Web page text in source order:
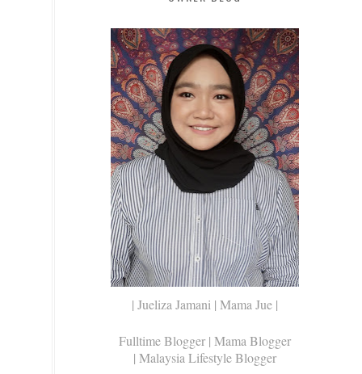
| Jueliza Jamani | Mama Jue |
Fulltime Blogger | Mama Blogger
| Malaysia Lifestyle Blogger